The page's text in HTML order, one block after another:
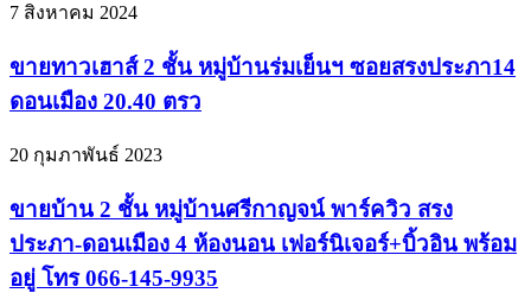
7 สิงหาคม 2024
ขายทาวเฮาส์ 2 ชั้น หมู่บ้านร่มเย็นฯ ซอยสรงประภา14
ดอนเมือง 20.40 ตรว
20 กุมภาพันธ์ 2023
ขายบ้าน 2 ชั้น หมู่บ้านศรีกาญจน์ พาร์ควิว สรง
ประภา-ดอนเมือง 4 ห้องนอน เฟอร์นิเจอร์+บิ้วอิน พร้อม
อยู่ โทร 066-145-9935